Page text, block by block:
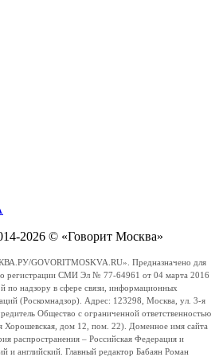
2026 © «Говорит Москва»
GOVORITMOSKVA.RU». Предназначено для
о регистрации СМИ Эл № 77-64961 от 04 марта 2016
по надзору в сфере связи, информационных
(Роскомнадзор). Адрес: 123298, Москва, ул. 3-я
Общество с ограниченной ответственностью
дом 12, пом. 22). Доменное имя сайта
распространения – Российская Федерация и
и английский. Главный редактор Бабаян Роман